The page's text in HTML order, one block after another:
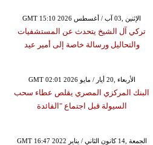
GMT 15:10 2026 الإثنين ,03 آب / أغسطس
تركي آل الشيخ يتحدث عن المستشفيات
والتحاليل ورسالة خاصة إلى أمير عيد
GMT 02:01 2026 الأربعاء ,20 أيار / مايو
البنك المركزي المصري يقلص عطاء سحب
السيولة قبل اجتماع "الفائدة
GMT 16:47 2022 الجمعة ,14 كانون الثاني / يناير